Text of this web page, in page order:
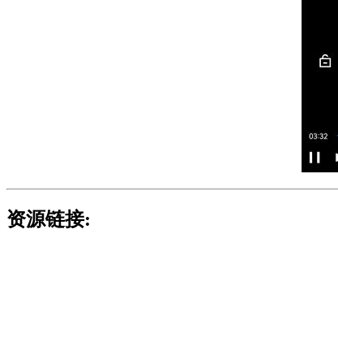
资源链接: